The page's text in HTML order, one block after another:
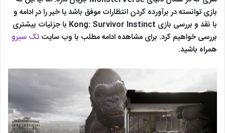
بازی توانسته در برآورده کردن انتظارات موفق باشد یا خیر را در ادامه و
با نقد و بررسی بازی Kong: Survivor Instinct با جزئیات بیشتری
بررسی خواهیم کرد. برای مشاهده ادامه مطلب با وب سایت تک سیرو
همراه باشید.